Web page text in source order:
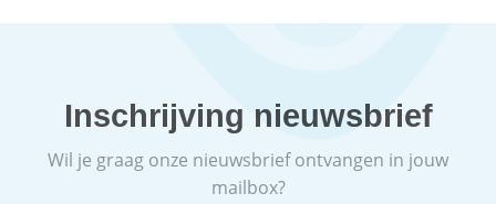
Inschrijving nieuwsbrief
Wil je graag onze nieuwsbrief ontvangen in jouw
mailbox?